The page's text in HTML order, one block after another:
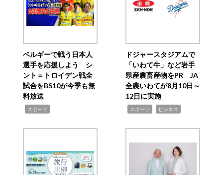
ベルギーで戦う日本人
選手を応援しよう シ
ント＝トロイデン戦全
試合をBS10が今季も無
料放送
スポーツ
ドジャースタジアムで
「いわて牛」など岩手
県産農畜産物をPR JA
全農いわてが8月10日～
12日に実施
スポーツ ビジネス